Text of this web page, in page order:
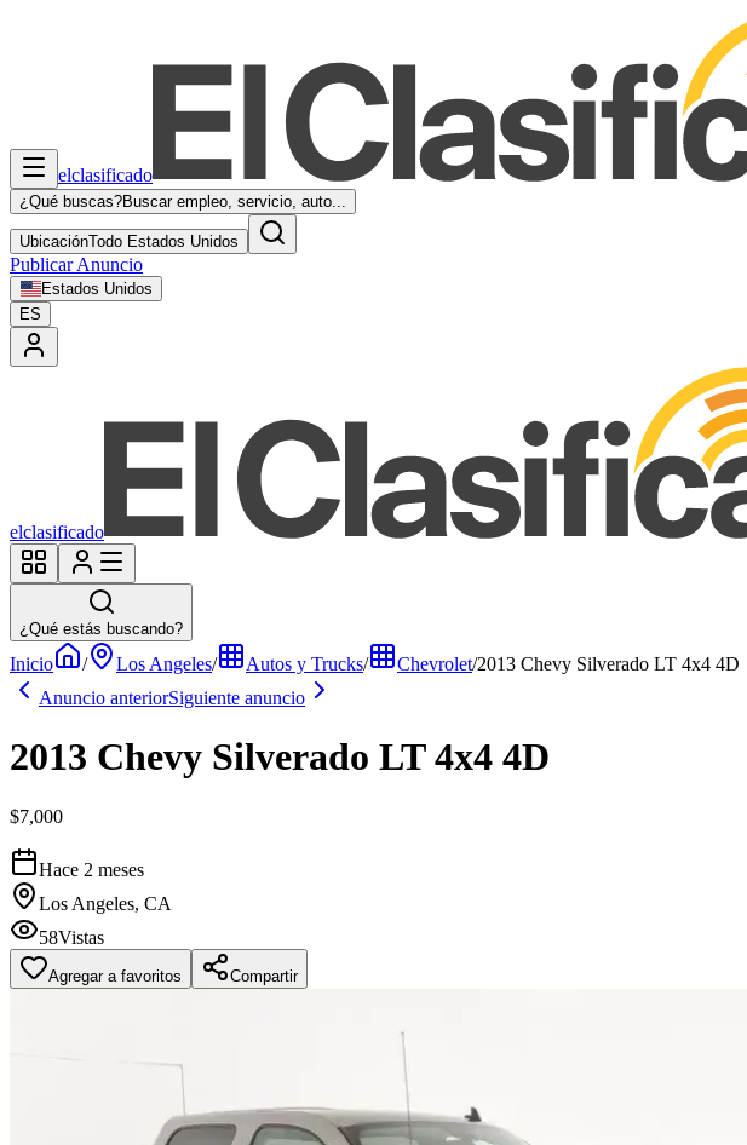
elclasificado
¿Qué buscas?Buscar empleo, servicio, auto...
UbicaciónTodo Estados Unidos
Publicar Anuncio
Estados Unidos
ES
elclasificado
¿Qué estás buscando?
Inicio / Los Angeles/ Autos y Trucks/ Chevrolet/2013 Chevy Silverado LT 4x4 4D
Anuncio anteriorSiguiente anuncio
2013 Chevy Silverado LT 4x4 4D
$7,000
Hace 2 meses
Los Angeles, CA
58Vistas
Agregar a favoritos Compartir